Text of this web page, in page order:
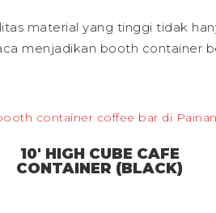
material yang tinggi tidak
menjadikan booth container
10′ HIGH CUBE CAFE
CONTAINER (BLACK)